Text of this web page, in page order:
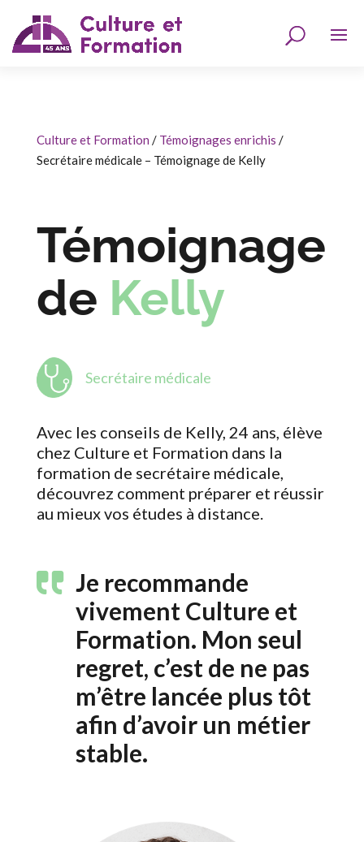
Culture et Formation / Témoignages enrichis /
Secrétaire médicale – Témoignage de Kelly
Témoignage
de Kelly
Secrétaire médicale
Avec les conseils de Kelly, 24 ans, élève
chez Culture et Formation dans la
formation de secrétaire médicale,
découvrez comment préparer et réussir
au mieux vos études à distance.
Je recommande
vivement Culture et
Formation. Mon seul
regret, c’est de ne pas
m’être lancée plus tôt
afin d’avoir un métier
stable.